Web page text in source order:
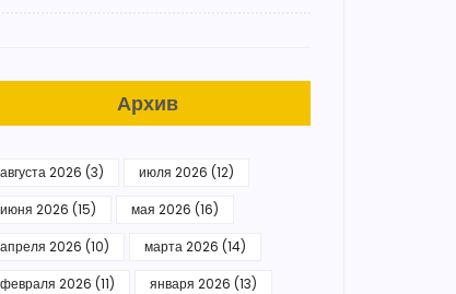
Архив
августа 2026 (3) июля 2026 (12)
июня 2026 (15) мая 2026 (16)
апреля 2026 (10) марта 2026 (14)
февраля 2026 (11) января 2026 (13)